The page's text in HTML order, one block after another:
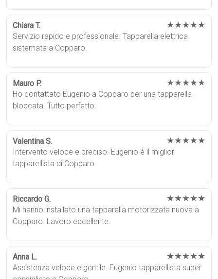
Chiara T. ★★★★★
Servizio rapido e professionale. Tapparella elettrica
sistemata a Copparo.
Mauro P. ★★★★★
Ho contattato Eugenio a Copparo per una tapparella
bloccata. Tutto perfetto.
Valentina S. ★★★★★
Intervento veloce e preciso. Eugenio è il miglior
tapparellista di Copparo.
Riccardo G. ★★★★★
Mi hanno installato una tapparella motorizzata nuova a
Copparo. Lavoro eccellente.
Anna L. ★★★★★
Assistenza veloce e gentile. Eugenio tapparellista super